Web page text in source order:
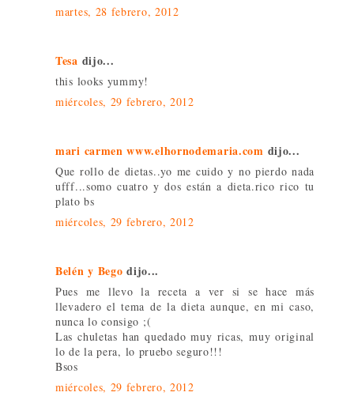
martes, 28 febrero, 2012
Tesa dijo...
this looks yummy!
miércoles, 29 febrero, 2012
mari carmen www.elhornodemaria.com dijo...
Que rollo de dietas..yo me cuido y no pierdo nada
ufff...somo cuatro y dos están a dieta.rico rico tu
plato bs
miércoles, 29 febrero, 2012
Belén y Bego dijo...
Pues me llevo la receta a ver si se hace más
llevadero el tema de la dieta aunque, en mi caso,
nunca lo consigo ;(
Las chuletas han quedado muy ricas, muy original
lo de la pera, lo pruebo seguro!!!
Bsos
miércoles, 29 febrero, 2012